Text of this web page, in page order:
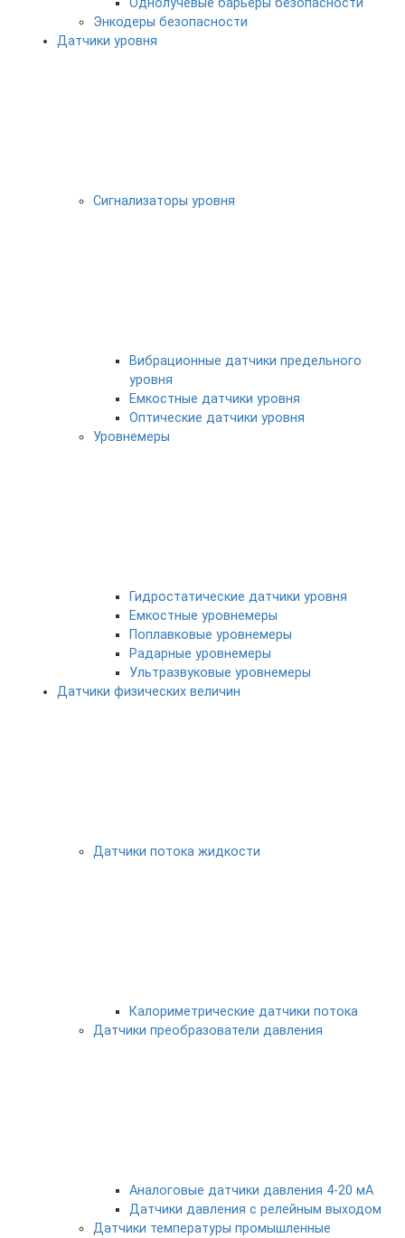
Однолучевые барьеры безопасности
Энкодеры безопасности
Датчики уровня
Сигнализаторы уровня
Вибрационные датчики предельного
уровня
Емкостные датчики уровня
Оптические датчики уровня
Уровнемеры
Гидростатические датчики уровня
Емкостные уровнемеры
Поплавковые уровнемеры
Радарные уровнемеры
Ультразвуковые уровнемеры
Датчики физических величин
Датчики потока жидкости
Калориметрические датчики потока
Датчики преобразователи давления
Аналоговые датчики давления 4-20 мА
Датчики давления с релейным выходом
Датчики температуры промышленные